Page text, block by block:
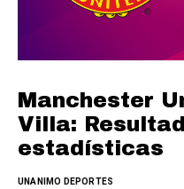
Manchester
Villa:
estadísticas
UNANIMO DEPORTES